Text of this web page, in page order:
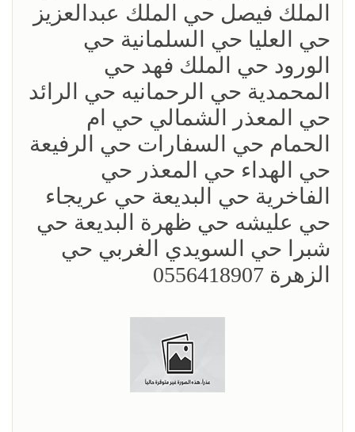
الملك فيصل حي الملك عبدالعزيز
حي العليا حي السلمانية حي
الورود حي الملك فهد حي
المحمدية حي الرحمانيه حي الرائد
حي المعذر الشمالي حي ام
الحمام حي السفارات حي الرفيعة
حي الهداء حي المعذر حي
الفاخرية حي البديعة حي عريجاء
حي عليشه حي ظهرة البديعة حي
شبرا حي السويدي الغربي حي
الزهرة 0556418907